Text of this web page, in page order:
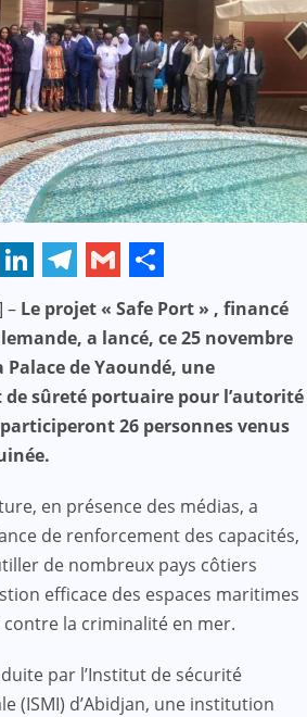
LinkedIn
Telegram
Gmail
Share
– Le projet « Safe Port » , financé
a lancé, ce 25 novembre
Palace de Yaoundé, une
sûreté portuaire pour l’autorité
26 personnes venus
en présence des médias, a
de renforcement des capacités,
de nombreux pays côtiers
efficace des espaces maritimes
la criminalité en mer.
par l’Institut de sécurité
(ISMI) d’Abidjan, une institution